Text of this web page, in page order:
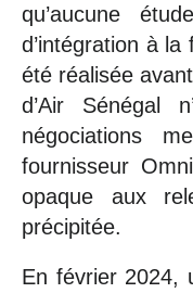
qu’aucune
d’intégration à la
été réalisée
d’Air Sénégal
négociations
fournisseur
opaque aux
précipitée.
En février 2024,